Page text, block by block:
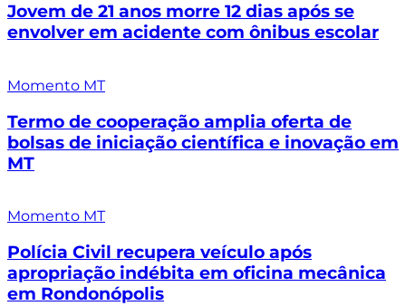
Jovem de 21 anos morre 12 dias após se
envolver em acidente com ônibus escolar
Momento MT
Termo de cooperação amplia oferta de
bolsas de iniciação científica e inovação em
MT
Momento MT
Polícia Civil recupera veículo após
apropriação indébita em oficina mecânica
em Rondonópolis